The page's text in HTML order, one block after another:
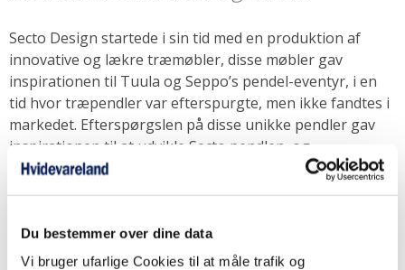
Du bestemmer over dine data
Vi bruger ufarlige Cookies til at måle trafik og
Secto Design startede i sin tid med en produktion af
innovative og lækre træmøbler, disse møbler gav
inspirationen til Tuula og Seppo’s pendel-eventyr, i en
tid hvor træpendler var efterspurgte, men ikke fandtes i
markedet. Efterspørgslen på disse unikke pendler gav
inspirationen til at udvikle Secto pendlen, og
inspirationen skabte en vision om udvikling, der
og er således selvfølgelig også
PEFC certificerede lamper i topkvalitet.